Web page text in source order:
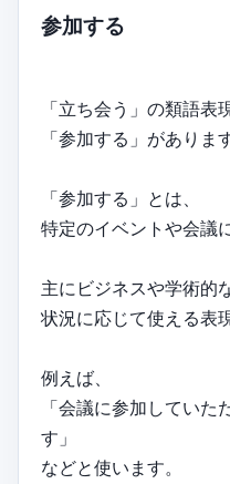
参加する
「立ち会う」の類語表
「参加する」があります
「参加する」とは、
特定のイベントや会議
主にビジネスや学術的
状況に応じて使える表
例えば、
「会議に参加していた
す」
などと使います。